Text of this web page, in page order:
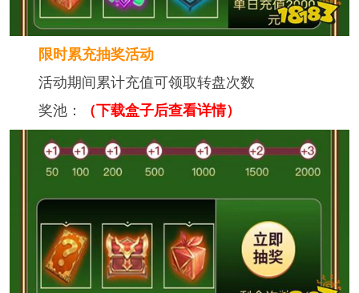
限时累充抽奖活动
活动期间累计充值可领取转盘次数
奖池：
（下载盒子后查看详情）